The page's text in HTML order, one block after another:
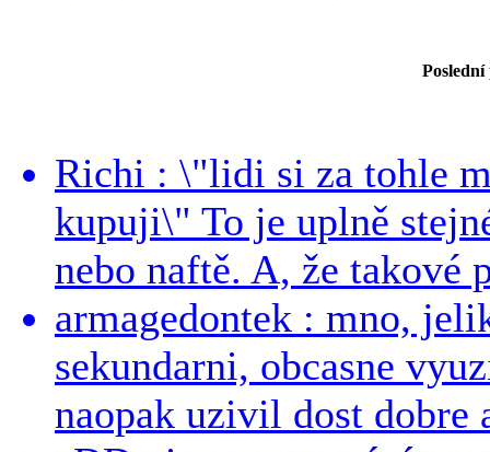
Richi : \"lidi si za tohle
kupuji\" To je uplně
nebo naftě. A, že takové
armagedontek : mno,
sekundarni, obcasne
naopak uzivil dost dobre